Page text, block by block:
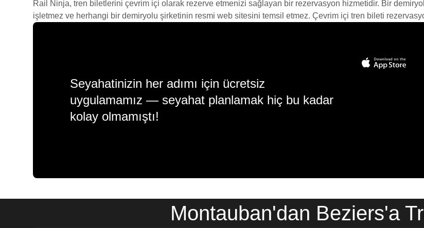
Rail Ninja, tren biletlerini çevrim içi olarak rezerve etmenizi sağlayan bir rezervasyon hizmetidir. Bir
işletmez ve herhangi bir demiryolu şirketinin resmi web sitesini temsil etmez. Çevrim içi tren bileti
Seyahatinizin her adımı için ücretsiz
uygulamamız — seyahat planlamak hiç bu kadar
kolay olmamıştı!
Montauban'dan Beziers'a